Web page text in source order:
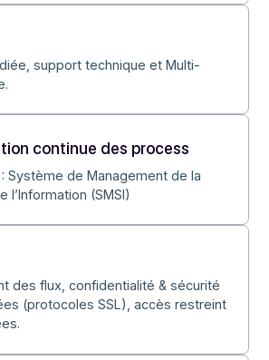
Services
dequalité
eIDAS Qualifiée, RGS **, RGPD, RFC
Z42-013/NF 461 (archivage numérique
support technique et Multi-